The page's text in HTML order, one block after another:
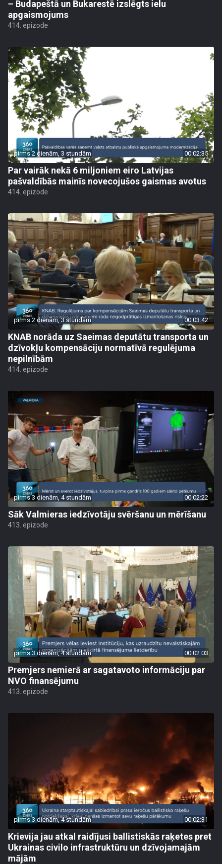
– Budapeštā un Bukarestē izslēgts ielu
apgaismojums
414. epizode
pirms 2 dienām, 3 stundām 00:02:35
Par vairāk nekā 6 miljoniem eiro Latvijas
pašvaldībās mainīs novecojušos gaismas avotus
414. epizode
pirms 2 dienām, 3 stundām 00:03:42
KNAB norāda uz Saeimas deputātu transporta un
dzīvokļu kompensāciju normatīvā regulējuma
nepilnībām
414. epizode
pirms 3 dienām, 4 stundām 00:02:22
Sāk Valmieras iedzīvotāju svēršanu un mērīšanu
413. epizode
pirms 3 dienām, 4 stundām 00:02:03
Premjers nemierā ar sagatavoto informāciju par
NVO finansējumu
413. epizode
pirms 3 dienām, 4 stundām 00:02:31
Krievija jau atkal raidījusi ballistiskās raķetes pret
Ukrainas civilo infrastruktūru un dzīvojamajām
mājām